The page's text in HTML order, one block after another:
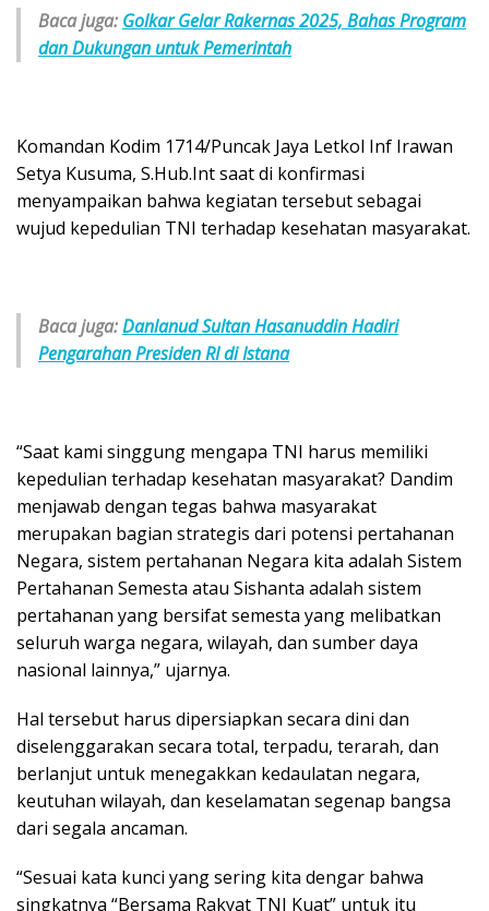
Baca juga: Golkar Gelar Rakernas 2025, Bahas Program
dan Dukungan untuk Pemerintah
Komandan Kodim 1714/Puncak Jaya Letkol Inf Irawan
Setya Kusuma, S.Hub.Int saat di konfirmasi
menyampaikan bahwa kegiatan tersebut sebagai
wujud kepedulian TNI terhadap kesehatan masyarakat.
Baca juga:Danlanud Sultan Hasanuddin Hadiri
Pengarahan Presiden RI di Istana
“Saat kami singgung mengapa TNI harus memiliki
kepedulian terhadap kesehatan masyarakat? Dandim
menjawab dengan tegas bahwa masyarakat
merupakan bagian strategis dari potensi pertahanan
Negara, sistem pertahanan Negara kita adalah Sistem
Pertahanan Semesta atau Sishanta adalah sistem
pertahanan yang bersifat semesta yang melibatkan
seluruh warga negara, wilayah, dan sumber daya
nasional lainnya,” ujarnya.
Hal tersebut harus dipersiapkan secara dini dan
diselenggarakan secara total, terpadu, terarah, dan
berlanjut untuk menegakkan kedaulatan negara,
keutuhan wilayah, dan keselamatan segenap bangsa
dari segala ancaman.
“Sesuai kata kunci yang sering kita dengar bahwa
singkatnya “Bersama Rakyat TNI Kuat” untuk itu